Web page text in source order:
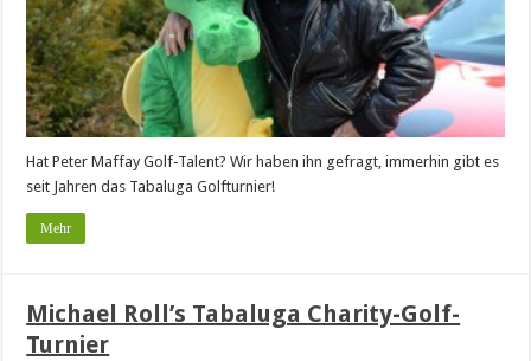
Hat Peter Maffay Golf-Talent? Wir haben ihn gefragt, immerhin gibt es
seit Jahren das Tabaluga Golfturnier!
Mehr
Michael Roll’s Tabaluga Charity-Golf-
Turnier